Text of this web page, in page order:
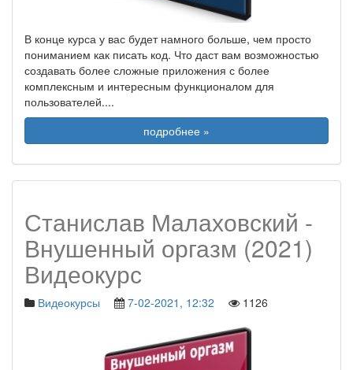
В конце курса у вас будет намного больше, чем просто
пониманием как писать код. Что даст вам возможностью
создавать более сложные приложения с более
комплексным и интересным функционалом для
пользователей....
подробнее »
Станислав Малаховский -
Внушенный оргазм (2021)
Видеокурс
Видеокурсы 7-02-2021, 12:32 1126